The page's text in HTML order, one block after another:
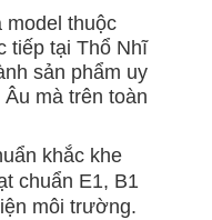
model thuộc
tiếp tại Thổ Nhĩ
sản phẩm uy
mà trên toàn
khắc khe
chuẩn E1, B1
môi trường.